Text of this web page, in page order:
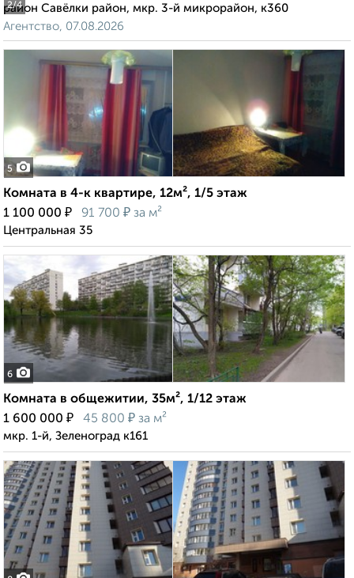
2/4
район Савёлки район, мкр. 3-й микрорайон, к360
Агентство, 07.08.2026
5
Комната в 4-к квартире, 12м², 1/5 этаж
1 100 000 ₽ 91 700 ₽ за м²
Центральная 35
6
Комната в общежитии, 35м², 1/12 этаж
1 600 000 ₽ 45 800 ₽ за м²
мкр. 1-й, Зеленоград к161